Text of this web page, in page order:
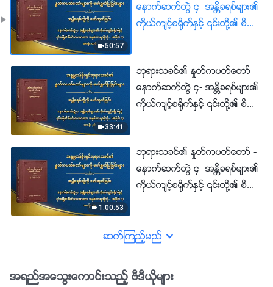
50:57
ေနာက္ဆက္တြဲ ၄- အႏၲိခရစ္မ်ား၏
ကိုယ္က်င့္စ႐ိုက္ႏွင့္ ၎တို႔၏ စိတ္
တစ္
33:41
ဘုရားသခင္၏ ႏႈတ္ကပတ္ေတာ္ -
ေနာက္ဆက္တြဲ ၄- အႏၲိခရစ္မ်ား၏
ကိုယ္က်င့္စ႐ိုက္ႏွင့္ ၎တို႔၏ စိတ္
ႏွစ္
1:00:53
ဘုရားသခင္၏ ႏႈတ္ကပတ္ေတာ္ -
ေနာက္ဆက္တြဲ ၄- အႏၲိခရစ္မ်ား၏
ကိုယ္က်င့္စ႐ိုက္ႏွင့္ ၎တို႔၏ စိတ္
သုံး
ဆက္ၾကည့္မည္
အရည္အေသြးေကာင္းသည့္ ဗီဒီယိုမ်ား